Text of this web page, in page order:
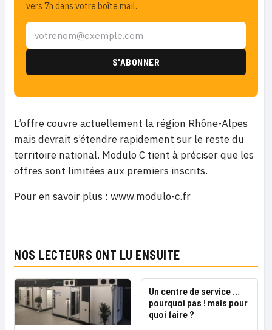
vers 7h dans votre boîte mail.
L’offre couvre actuellement la région Rhône-Alpes
mais devrait s’étendre rapidement sur le reste du
territoire national. Modulo C tient à préciser que les
offres sont limitées aux premiers inscrits.
Pour en savoir plus : www.modulo-c.fr
NOS LECTEURS ONT LU ENSUITE
Un centre de service …
pourquoi pas ! mais pour
quoi faire ?